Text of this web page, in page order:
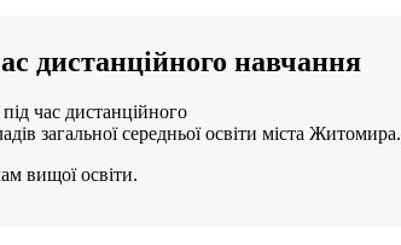
дистанційного навчання
час дистанційного
загальної середньої освіти міста Житомира.
вищої освіти.